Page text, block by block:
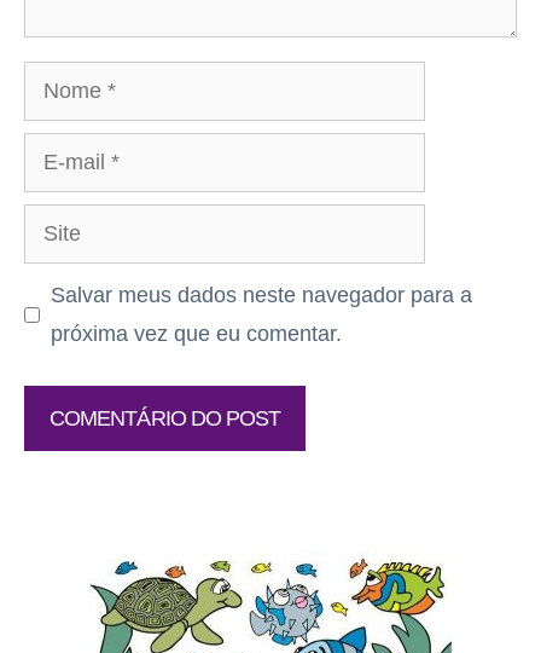
Nome
mail
Site
Salvar meus dados neste navegador para a
próxima vez que eu comentar.